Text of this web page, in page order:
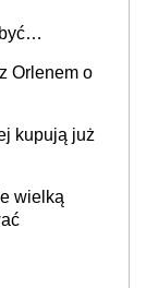
Orlenem o
kupują już
wielką